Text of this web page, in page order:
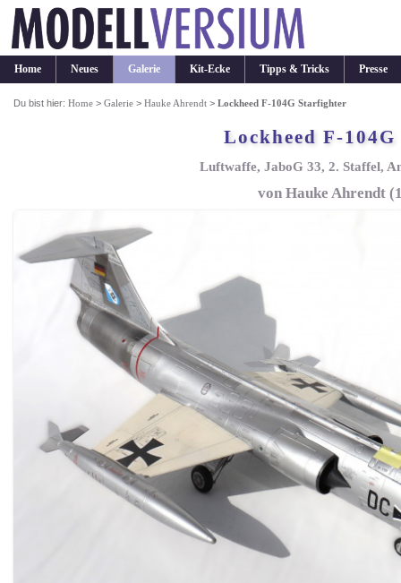
Home Neues Galerie Kit-Ecke Tipps & Tricks Presse
Du bist hier:Home >Galerie >Hauke Ahrendt >Lockheed F-104G Starfighter
Lockheed F-
Luftwaffe, JaboG 33, 2. Staffel,
von Hauke Ahrendt